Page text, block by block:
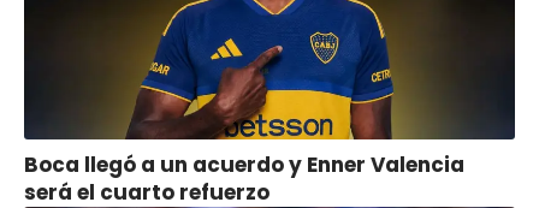
Boca llegó a un acuerdo y Enner Valencia
será el cuarto refuerzo